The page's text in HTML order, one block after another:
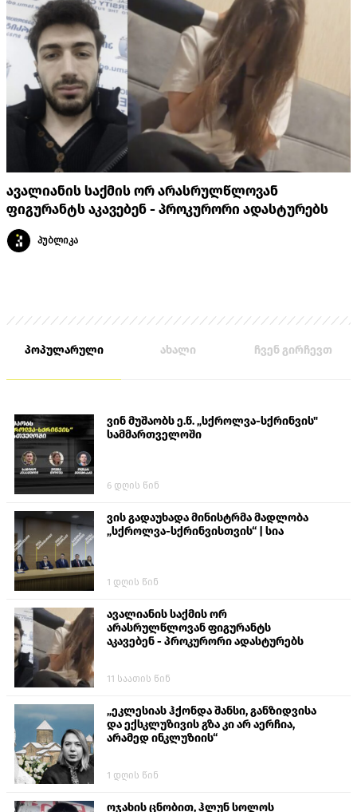
ავალიანის საქმის ორ არასრულწლოვან
ფიგურანტს აკავებენ - პროკურორი ადასტურებს
პუბლიკა
პოპულარული ახალი ჩვენ გირჩევთ
ვინ მუშაობს ე.წ. „სქროლვა-სქრინვის"
სამმართველოში
6 დღის წინ
ვის გადაუხადა მინისტრმა მადლობა
„სქროლვა-სქრინვისთვის“ | სია
1 დღის წინ
ავალიანის საქმის ორ
არასრულწლოვან ფიგურანტს
აკავებენ - პროკურორი ადასტურებს
11 საათის წინ
„ეკლესიას ჰქონდა შანსი, განზიდვისა
და ექსკლუზივის გზა კი არ აერჩია,
არამედ ინკლუზიის“
1 დღის წინ
ოჯახის ცნობით, ჰლუნ სოლოს